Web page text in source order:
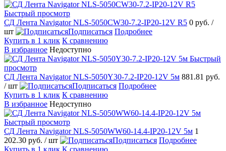
Быстрый просмотр
СД Лента Navigator NLS-5050СW30-7.2-IP20-12V R5 0 руб. /
шт
Подписаться Подробнее
Купить в 1 клик К сравнению
В избранное Недоступно
Быстрый
просмотр
СД Лента Navigator NLS-5050Y30-7.2-IP20-12V 5м 881.81 руб.
/ шт
Подписаться Подробнее
Купить в 1 клик К сравнению
В избранное Недоступно
Быстрый просмотр
СД Лента Navigator NLS-5050WW60-14.4-IP20-12V 5м 1
202.30 руб. / шт Подписаться Подробнее
Купить в 1 клик К сравнению